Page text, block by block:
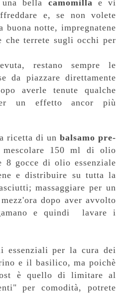
bella camomilla e vi
e, se non volete
buona notte, impregnatene
che terrete sugli occhi per
restano sempre le
da piazzare direttamente
averle tenute qualche
un effetto ancor più
ricetta di un balsamo pre-
mescolare 150 ml di olio
8 gocce di olio essenziale
e distribuire su tutta la
massaggiare per un
dopo aver avvolto
e quindi
lavare i
essenziali per la cura dei
e il basilico, ma poichè
è quello di limitare al
per comodità, potrete